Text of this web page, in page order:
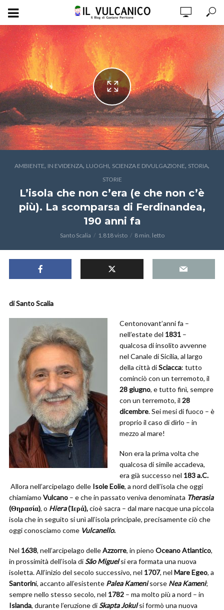
AMBIENTE, IN EVIDENZA, LUOGHI, SCIENZA E DIVULGAZIONE, STORIA,
STORIE
L’isola che non c’era (e che non c’è
più). La scomparsa di Ferdinandea,
190 anni fa
Santo Scalia 1.818 visto 8 min. letto
di Santo Scalia
Centonovant’anni fa –
nell’estate del 1831 –
qualcosa di insolito avvenne
nel Canale di Sicilia, al largo
della città diSciacca: tutto
cominciò con un terremoto, il
28 giugno, e tutto finì, sempre
con un terremoto, il 28
dicembre. Sei mesi di fuoco – è
proprio il caso di dirlo – in
mezzo al mare!
Non era la prima volta che
qualcosa di simile accadeva,
era già successo nel 183 a.C.
Allora nell’arcipelago delle Isole Eolie, a nord dell’isola che oggi
chiamiamo Vulcano – e che in passato veniva denominata Therasia
(Θηρασία), o Hiera(Ἱερά),cioè sacra – dal mare nacque una piccola
isola che in seguito si unì all’isola principale, precisamente ciò che
oggi conosciamo come Vulcanello.
Nel 1638, nell’arcipelago delleAzzorre, in pieno Oceano Atlantico,
in prossimità dell’isola diSão Miguelsi era formata una nuova
isoletta. All’inizio del secolo successivo, nel 1707, nel Mare Egeo, a
Santorini, accanto all’esistente Palea Kamenisorse Nea Kameni;
sempre nello stesso secolo, nel 1782 – ma molto più a nord – in
Islanda, durante l’eruzione diSkapta Jokulsi formò una nuova